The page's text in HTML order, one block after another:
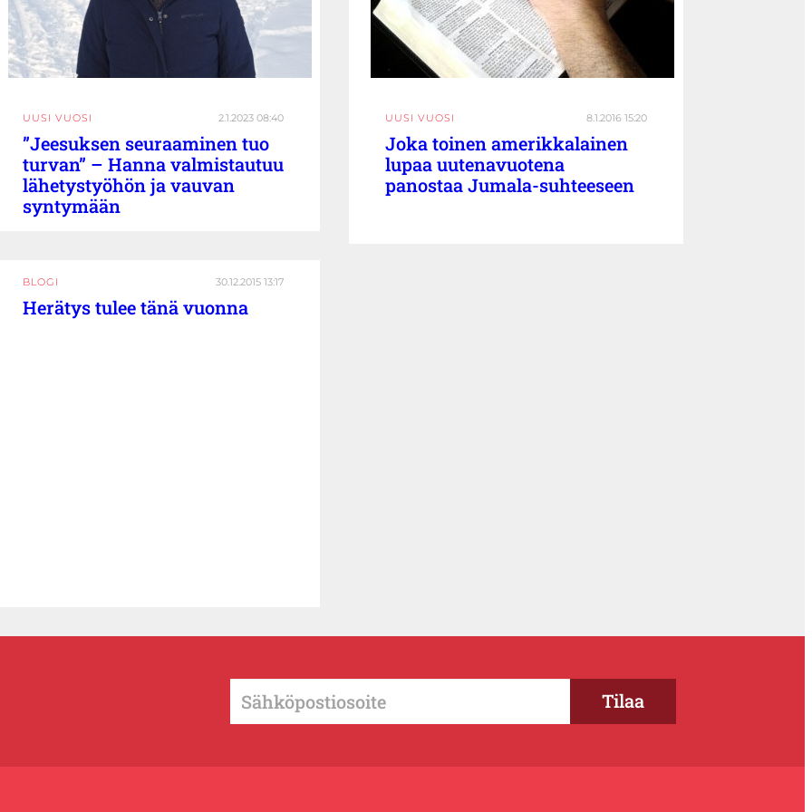
UUSI VUOSI 2.1.2023 08:40
”Jeesuksen seuraaminen tuo
turvan” – Hanna valmistautuu
lähetystyöhön ja vauvan
syntymään
UUSI VUOSI 8.1.2016 15:20
Joka toinen amerikkalainen
lupaa uutenavuotena
panostaa Jumala-suhteeseen
BLOGI 30.12.2015 13:17
Herätys tulee tänä vuonna